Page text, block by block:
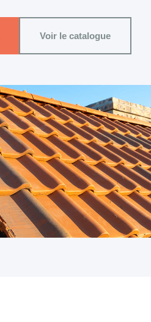
Voir le catalogue